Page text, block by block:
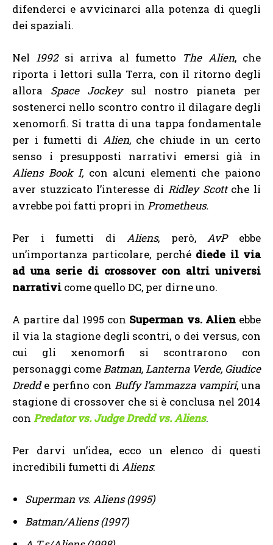
difenderci e avvicinarci alla potenza di quegli
dei spaziali.
Nel 1992si arriva al fumetto The Alien, che
riporta i lettori sulla Terra, con il ritorno degli
allora Space Jockeysul nostro pianeta per
sostenerci nello scontro contro il dilagare degli
xenomorfi. Si tratta di una tappa fondamentale
per i fumetti di Alien, che chiude in un certo
senso i presupposti narrativi emersi già in
Aliens Book I, con alcuni elementi che paiono
aver stuzzicato l’interesse di Ridley Scottche li
avrebbe poi fatti propri in Prometheus.
Per i fumetti di Aliens, però, AvPebbe
un’importanza particolare, perché diede il via
ad una serie di crossover con altri universi
narrativi come quello DC, per dirne uno.
A partire dal 1995 con Superman vs. Alienebbe
il via la stagione degli scontri, o dei versus, con
cui gli xenomorfi si scontrarono con
personaggi come Batman, Lanterna Verde, Giudice
Dredde perfino con Buffy l’ammazza vampiri, una
stagione di crossover che si è conclusa nel 2014
con Predator vs. Judge Dredd vs. Aliens.
Per darvi un’idea, ecco un elenco di questi
incredibili fumetti di Aliens:
Superman vs. Aliens (1995)
Batman/Aliens (1997)